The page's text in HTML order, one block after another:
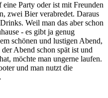
Party oder ist mit Freunden
zwei Bier verabredet. Daraus
Weil man das aber schon
- es gibt ja genug
schönen und lustigen Abend,
Abend schon spät ist und
möchte man ungerne laufen.
und man nutzt die